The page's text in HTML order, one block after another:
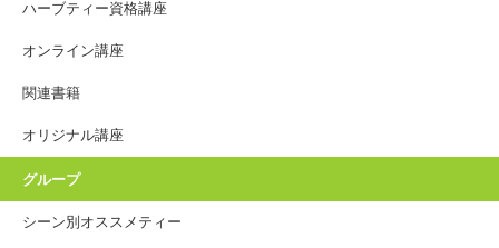
ハーブティー資格講座
オンライン講座
関連書籍
オリジナル講座
グループ
シーン別オススメティー